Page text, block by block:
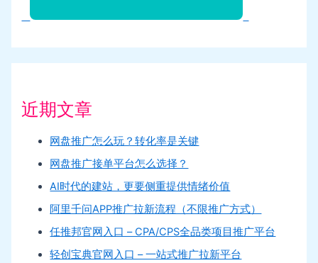
近期文章
网盘推广怎么玩？转化率是关键
网盘推广接单平台怎么选择？
AI时代的建站，更要侧重提供情绪价值
阿里千问APP推广拉新流程（不限推广方式）
任推邦官网入口 – CPA/CPS全品类项目推广平台
轻创宝典官网入口 – 一站式推广拉新平台